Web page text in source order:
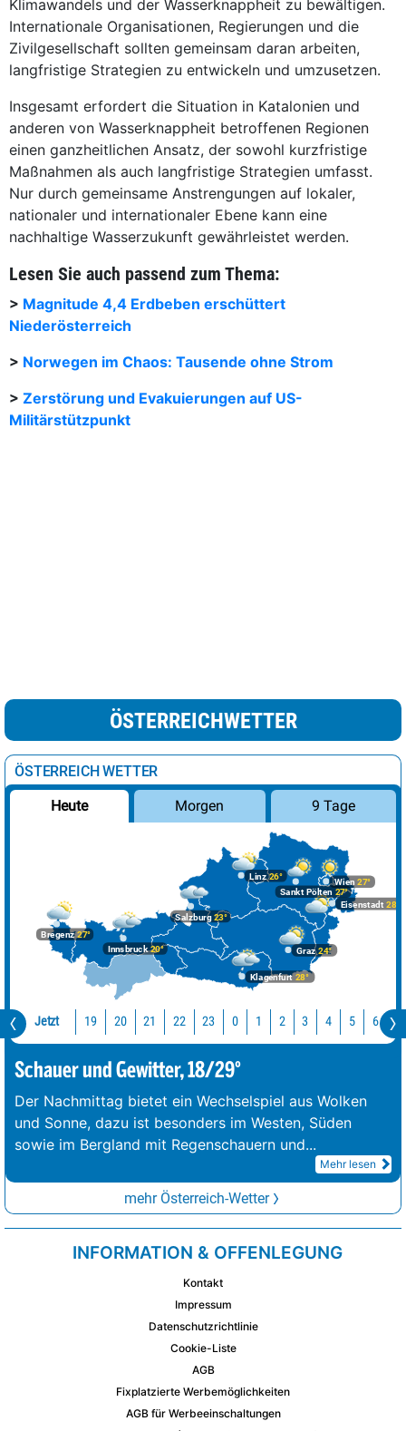
Klimawandels und der Wasserknappheit zu bewältigen.
Internationale Organisationen, Regierungen und die
Zivilgesellschaft sollten gemeinsam daran arbeiten,
langfristige Strategien zu entwickeln und umzusetzen.
Insgesamt erfordert die Situation in Katalonien und
anderen von Wasserknappheit betroffenen Regionen
einen ganzheitlichen Ansatz, der sowohl kurzfristige
Maßnahmen als auch langfristige Strategien umfasst.
Nur durch gemeinsame Anstrengungen auf lokaler,
nationaler und internationaler Ebene kann eine
nachhaltige Wasserzukunft gewährleistet werden.
Lesen Sie auch passend zum Thema:
> Magnitude 4,4 Erdbeben erschüttert
Niederösterreich
> Norwegen im Chaos: Tausende ohne Strom
> Zerstörung und Evakuierungen auf US-
Militärstützpunkt
ÖSTERREICHWETTER
ÖSTERREICH WETTER
Heute Morgen 9 Tage
Bregenz27°
Graz24°
Innsbruck20°
Klagenfurt 28°
Linz26°
Salzburg23°
Wien 27°
Eisenstadt 28°
Sankt Pölten 27°
Jetzt 19 20 21 22 23 0 1 2 3 4 5 6 7
Schauer und Gewitter, 18/29°
Der Nachmittag bietet ein Wechselspiel aus Wolken
und Sonne, dazu ist besonders im Westen, Süden
sowie im Bergland mit Regenschauern und...
Mehr lesen
mehr Österreich-Wetter
INFORMATION & OFFENLEGUNG
Kontakt
Impressum
Datenschutzrichtlinie
Cookie-Liste
AGB
Fixplatzierte Werbemöglichkeiten
AGB für Werbeeinschaltungen